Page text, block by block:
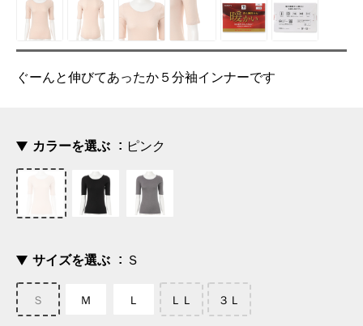
ぐーんと伸びてあったか５分袖インナーです
カラーを選ぶ ピンク
サイズを選ぶ Ｓ
Ｓ Ｍ Ｌ ＬＬ ３Ｌ